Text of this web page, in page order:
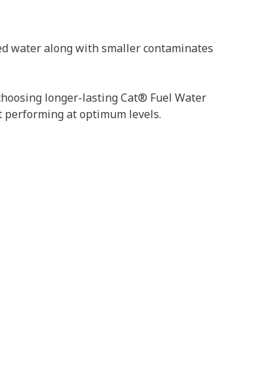
water along with smaller contaminates
longer-lasting Cat® Fuel Water
at optimum levels.